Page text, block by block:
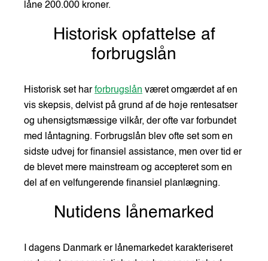
låne 200.000 kroner.
Historisk opfattelse af
forbrugslån
Historisk set harforbrugslån været omgærdet af en
vis skepsis, delvist på grund af de høje rentesatser
og uhensigtsmæssige vilkår, der ofte var forbundet
med låntagning. Forbrugslån blev ofte set som en
sidste udvej for finansiel assistance, men over tid er
de blevet mere mainstream og accepteret som en
del af en velfungerende finansiel planlægning.
Nutidens lånemarked
I dagens Danmark er lånemarkedet karakteriseret